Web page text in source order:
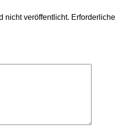
nicht veröffentlicht. Erforderliche